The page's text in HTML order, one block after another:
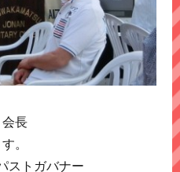
長
。
トガバナー